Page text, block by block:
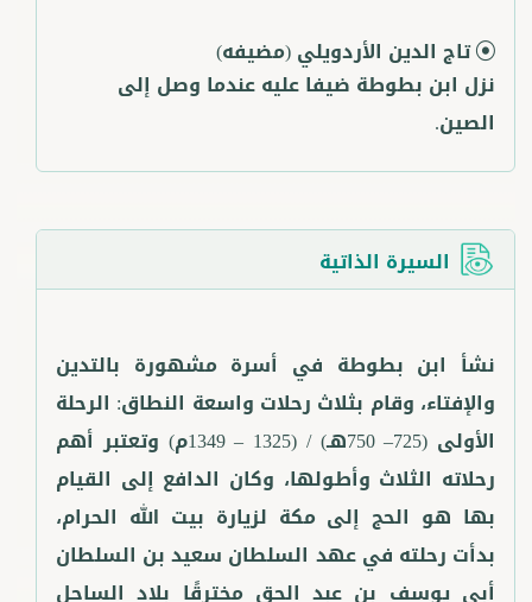
تاج الدين الأردويلي(مضيفه)
نزل ابن بطوطة ضيفا عليه عندما وصل إلى
الصين.
السيرة الذاتية